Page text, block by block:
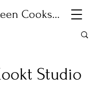
Cooks...
Studio